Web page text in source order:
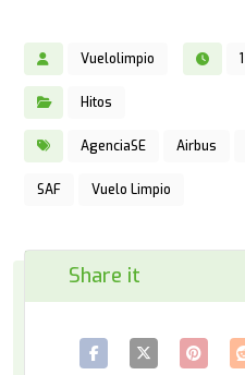
Vuelolimpio
Hitos
AgenciaSE Airbus
SAF Vuelo Limpio